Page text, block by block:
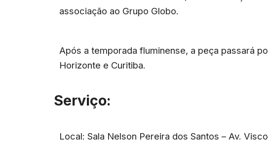
associação ao Grupo Globo.
Após a temporada fluminense, a peça passará
Horizonte e Curitiba.
Serviço:
Local: Sala Nelson Pereira dos Santos – Av.